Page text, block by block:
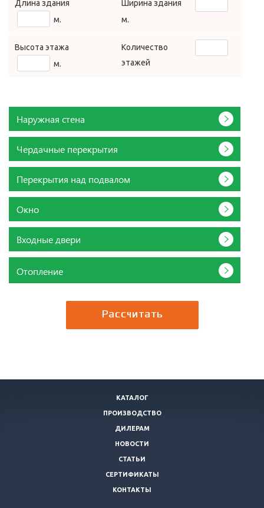
Длина здания
м.
Ширина здания
м.
Высота этажа
м.
Количество
этажей
Наружная стена
Чердачные перекрытия
Перекрытия над подвалом
Окно
Входные двери
Отопление
Рассчитать
КАТАЛОГ
ПРОИЗВОДСТВО
ДИЛЕРАМ
НОВОСТИ
СТАТЬИ
СЕРТИФИКАТЫ
КОНТАКТЫ